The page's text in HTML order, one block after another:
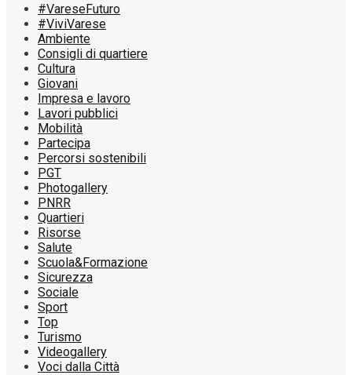
#VareseFuturo
#ViviVarese
Ambiente
Consigli di quartiere
Cultura
Giovani
Impresa e lavoro
Lavori pubblici
Mobilità
Partecipa
Percorsi sostenibili
PGT
Photogallery
PNRR
Quartieri
Risorse
Salute
Scuola&Formazione
Sicurezza
Sociale
Sport
Top
Turismo
Videogallery
Voci dalla Città